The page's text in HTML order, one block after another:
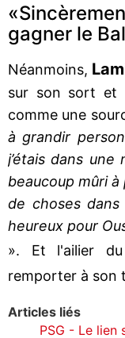
gagner le
Néanmoins,
sur son sort et
comme une
à grandir
j’étais dans une
beaucoup mûri à
de choses dans
heureux pour
». Et l'ailier du
remporter à son
Articles liés
PSG - Le lien